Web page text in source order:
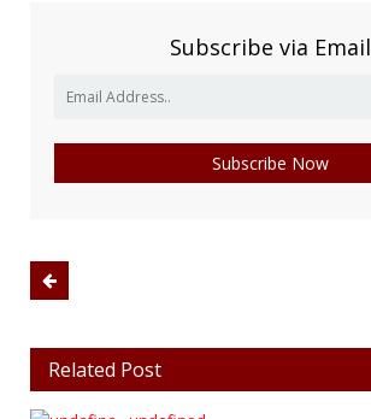
Subscribe via Email
Related Post